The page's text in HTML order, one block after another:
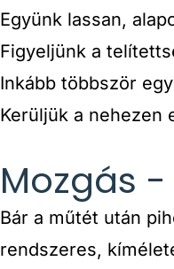
Együnk lassan,
Figyeljünk a
Inkább többször
Kerüljük a nehezen
Mozgás
Bár a műtét után
rendszeres,